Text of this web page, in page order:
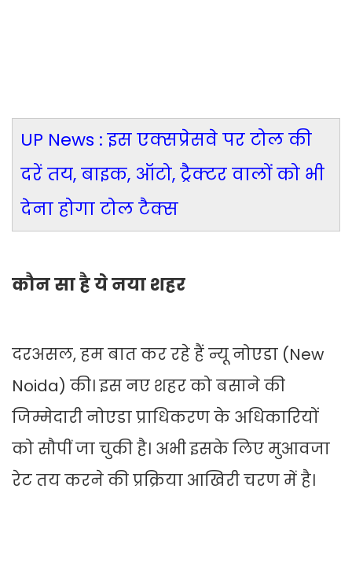
UP News : इस एक्सप्रेसवे पर टोल की
दरें तय, बाइक, ऑटो, ट्रैक्टर वालों को भी
देना होगा टोल टैक्स
कौन सा है ये नया शहर
दरअसल, हम बात कर रहे हैं न्यू नोएडा (New
Noida) की। इस नए शहर को बसाने की
जिम्मेदारी नोएडा प्राधिकरण के अधिकारियों
को सौपीं जा चुकी है। अभी इसके लिए मुआवजा
रेट तय करने की प्रक्रिया आखिरी चरण में है।